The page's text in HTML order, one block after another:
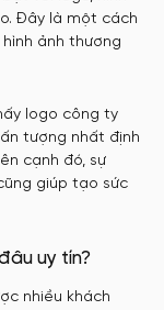
Đây là một cách
ảnh thương
logo công ty
tượng nhất định
cạnh đó, sự
giúp tạo sức
uy tín?
nhiều khách